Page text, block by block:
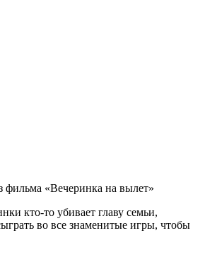
фильма «Вечеринка на вылет»
кто-то убивает главу семьи,
во все знаменитые игры, чтобы